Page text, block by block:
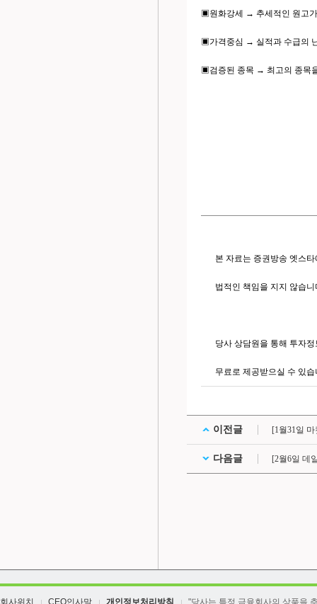
▣원화강세 → 추세적인 원고가
▣가격중심 → 실적과 수급의
▣검증된 종목 → 최고의 종목
본 자료는 증권방송 엣스
법적인 책임을 지지 않습니
당사 상담원을 통해 투자
무료로 제공받으실 수 있습
이전글 [1월31일
다음글 [2월6일 데
회사위치 CEO인사말 개인정보처리방침 "당사는 특정 금융회사의 상품을